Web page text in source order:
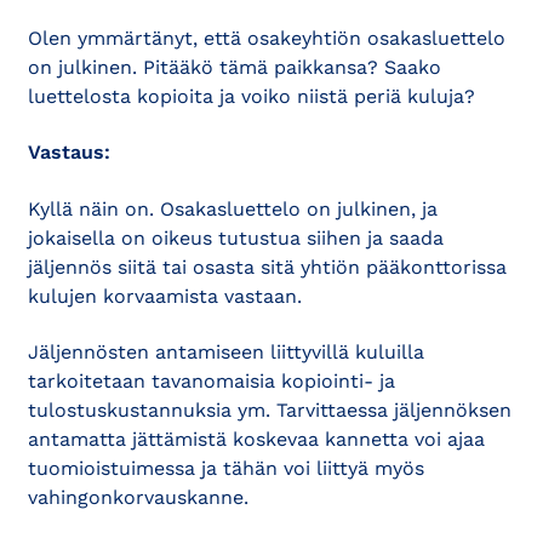
Olen ymmärtänyt, että osakeyhtiön osakasluettelo
on julkinen. Pitääkö tämä paikkansa? Saako
luettelosta kopioita ja voiko niistä periä kuluja?
Vastaus:
Kyllä näin on. Osakasluettelo on julkinen, ja
jokaisella on oikeus tutustua siihen ja saada
jäljennös siitä tai osasta sitä yhtiön pääkonttorissa
kulujen korvaamista vastaan.
Jäljennösten antamiseen liittyvillä kuluilla
tarkoitetaan tavanomaisia kopiointi- ja
tulostuskustannuksia ym. Tarvittaessa jäljennöksen
antamatta jättämistä koskevaa kannetta voi ajaa
tuomioistuimessa ja tähän voi liittyä myös
vahingonkorvauskanne.